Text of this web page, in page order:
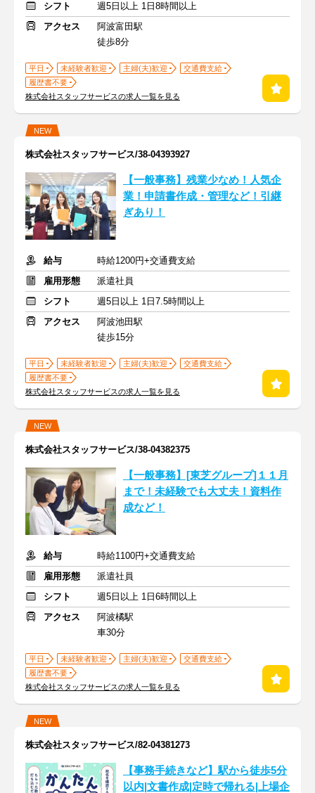
シフト
週5日以上 1日8時間以上
アクセス
阿波富田駅
徒歩8分
平日 未経験者歓迎 主婦(夫)歓迎
交通費支給
履歴書不要
株式会社スタッフサービスの求人一覧を見る
NEW
株式会社スタッフサービス/38-04393927
【一般事務】残業少なめ！人気企
業！申請書作成・管理など！引継
ぎあり！
給与
時給1200円+交通費支給
雇用形態
派遣社員
シフト
週5日以上 1日7.5時間以上
アクセス
阿波池田駅
徒歩15分
平日 未経験者歓迎 主婦(夫)歓迎
交通費支給
履歴書不要
株式会社スタッフサービスの求人一覧を見る
NEW
株式会社スタッフサービス/38-04382375
【一般事務】[東芝グループ]１１月
まで！未経験でも大丈夫！資料作
成など！
給与
時給1100円+交通費支給
雇用形態
派遣社員
シフト
週5日以上 1日6時間以上
アクセス
阿波橘駅
車30分
平日 未経験者歓迎 主婦(夫)歓迎
交通費支給
履歴書不要
株式会社スタッフサービスの求人一覧を見る
NEW
株式会社スタッフサービス/82-04381273
【事務手続きなど】駅から徒歩5分
以内|文書作成|定時で帰れる|上場企